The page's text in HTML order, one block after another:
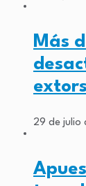
Más
29 de julio